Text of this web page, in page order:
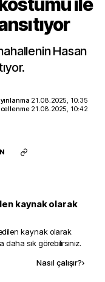
Hasan
21.08.2025, 10:35
21.08.2025, 10:42
N
kaynak olarak
kaynak olarak
daha sık görebilirsiniz.
Nasıl çalışır?›